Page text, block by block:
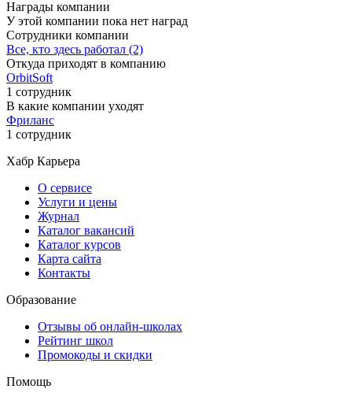
Награды компании
У этой компании пока нет наград
Сотрудники компании
Все, кто здесь работал (2)
Откуда приходят в компанию
OrbitSoft
1 сотрудник
В какие компании уходят
Фриланс
1 сотрудник
Хабр Карьера
О сервисе
Услуги и цены
Журнал
Каталог вакансий
Каталог курсов
Карта сайта
Контакты
Образование
Отзывы об онлайн-школах
Рейтинг школ
Промокоды и скидки
Помощь